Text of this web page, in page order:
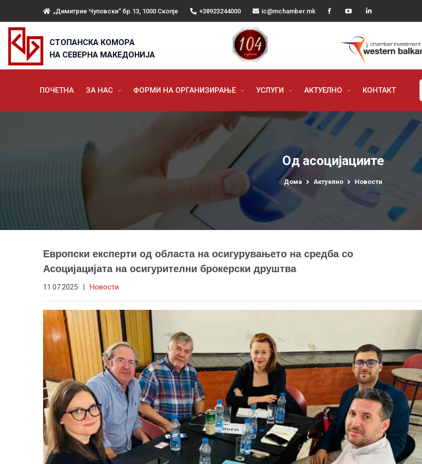
„Димитрие Чуповски“ бр.13, 1000 Скопје +38923244000 ic@mchamber.mk
СТОПАНСКА КОМОРА
НА СЕВЕРНА МАКЕДОНИЈА
ПОЧЕТНА ЗА НАС ФОРМИ НА ОРГАНИЗИРАЊЕ УСЛУГИ АКТУЕЛНО КОНТАКТ
Од асоцијациите
Дома Актуелно Новости
Европски експерти од областа на осигурувањето на средба со
Асоцијацијата на осигурителни брокерски друштва
11.07.2025 | Новости